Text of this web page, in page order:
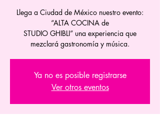
Llega a Ciudad de México nuestro evento:
“ALTA COCINA de
STUDIO GHIBLI” una experiencia que
mezclará gastronomía y música.
Ya no es posible registrarse
Ver otros eventos